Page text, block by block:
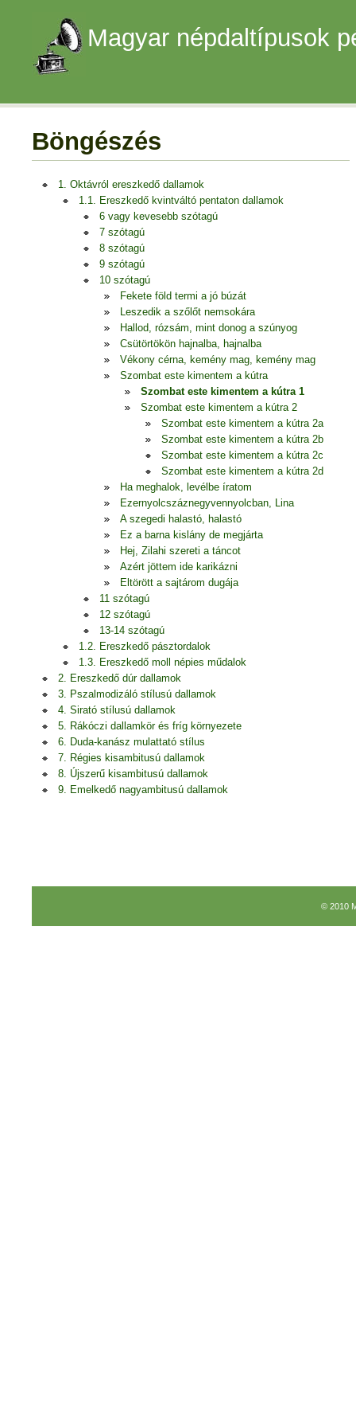
Magyar népdaltípusok
Böngészés
1. Oktávról ereszkedő dallamok
1.1. Ereszkedő kvintváltó pentaton dallamok
6 vagy kevesebb szótagú
7 szótagú
8 szótagú
9 szótagú
10 szótagú
Fekete föld termi a jó búzát
Leszedik a szőlőt nemsokára
Hallod, rózsám, mint donog a szúnyog
Csütörtökön hajnalba, hajnalba
Vékony cérna, kemény mag, kemény mag
Szombat este kimentem a kútra
Szombat este kimentem a kútra 1
Szombat este kimentem a kútra 2
Szombat este kimentem a kútra 2a
Szombat este kimentem a kútra 2b
Szombat este kimentem a kútra 2c
Szombat este kimentem a kútra 2d
Ha meghalok, levélbe íratom
Ezernyolcszáznegyvennyolcban, Lina
A szegedi halastó, halastó
Ez a barna kislány de megjárta
Hej, Zilahi szereti a táncot
Azért jöttem ide karikázni
Eltörött a sajtárom dugája
11 szótagú
12 szótagú
13-14 szótagú
1.2. Ereszkedő pásztordalok
1.3. Ereszkedő moll népies műdalok
2. Ereszkedő dúr dallamok
3. Pszalmodizáló stílusú dallamok
4. Sirató stílusú dallamok
5. Rákóczi dallamkör és fríg környezete
6. Duda-kanász mulattató stílus
7. Régies kisambitusú dallamok
8. Újszerű kisambitusú dallamok
9. Emelkedő nagyambitusú dallamok
© 2010